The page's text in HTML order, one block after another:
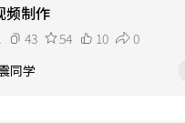
频制作
43 54 10
0
同学